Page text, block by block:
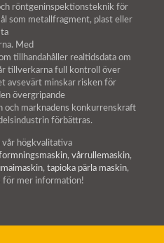
röntgeninspektionsteknik för
som metallfragment, plast eller
Med
tillhandahåller realtidsdata om
tillverkarna full kontroll över
avsevärt minskar risken för
övergripande
och marknadens konkurrenskraft
förbättras.
högkvalitativa
, vårrullemaskin,
, tapioka pärla maskin,
för mer information!